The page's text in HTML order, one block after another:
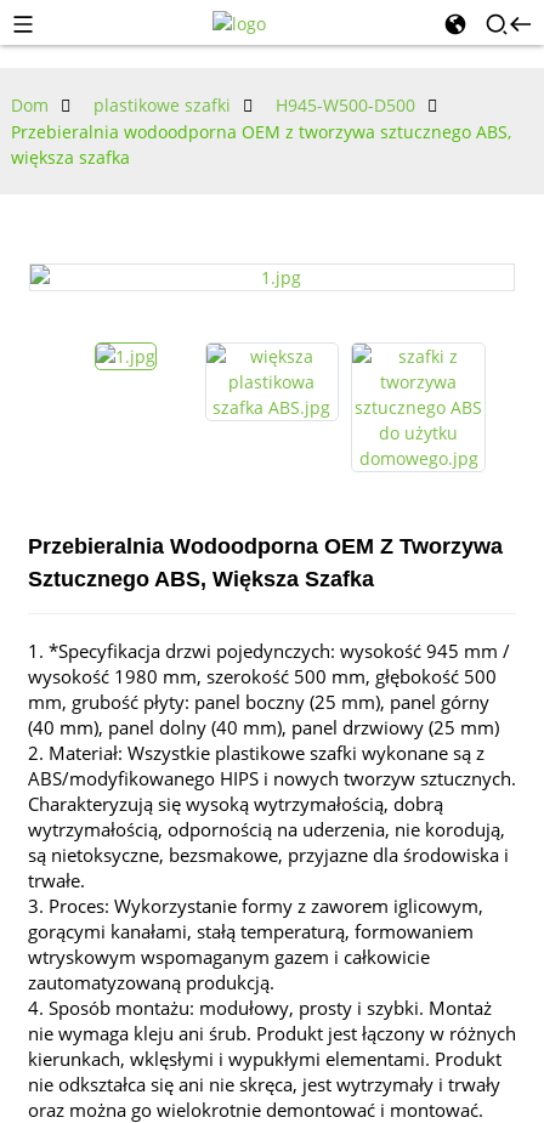
Dom plastikowe szafki
H945-W500-D500
Przebieralnia wodoodporna OEM z tworzywa sztucznego ABS,
większa szafka
Przebieralnia Wodoodporna OEM Z Tworzywa
Sztucznego ABS, Większa Szafka
1. *Specyfikacja drzwi pojedynczych: wysokość 945 mm /
wysokość 1980 mm, szerokość 500 mm, głębokość 500
mm, grubość płyty: panel boczny (25 mm), panel górny
(40 mm), panel dolny (40 mm), panel drzwiowy (25 mm)
2. Materiał: Wszystkie plastikowe szafki wykonane są z
ABS/modyfikowanego HIPS i nowych tworzyw sztucznych.
Charakteryzują się wysoką wytrzymałością, dobrą
wytrzymałością, odpornością na uderzenia, nie korodują,
są nietoksyczne, bezsmakowe, przyjazne dla środowiska i
trwałe.
3. Proces: Wykorzystanie formy z zaworem iglicowym,
gorącymi kanałami, stałą temperaturą, formowaniem
wtryskowym wspomaganym gazem i całkowicie
zautomatyzowaną produkcją.
4. Sposób montażu: modułowy, prosty i szybki. Montaż
nie wymaga kleju ani śrub. Produkt jest łączony w różnych
kierunkach, wklęsłymi i wypukłymi elementami. Produkt
nie odkształca się ani nie skręca, jest wytrzymały i trwały
oraz można go wielokrotnie demontować i montować.